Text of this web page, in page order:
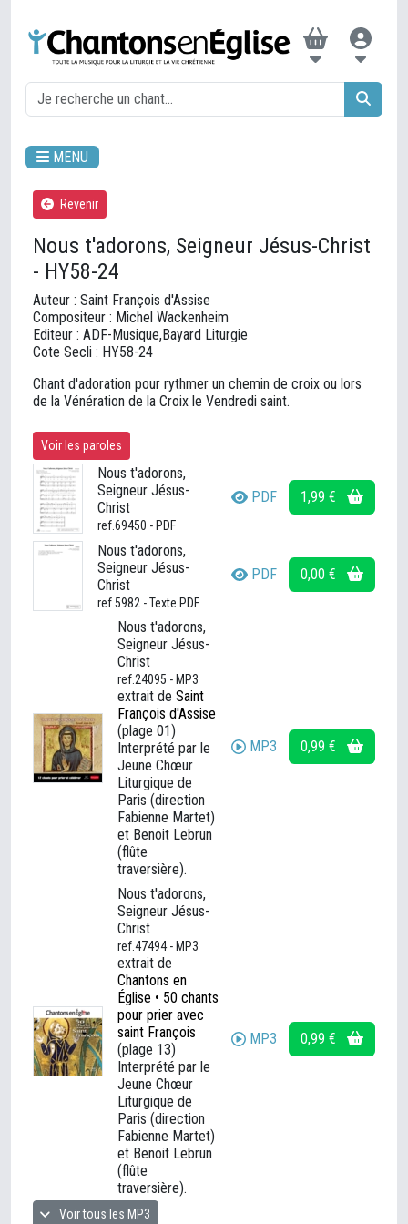
MENU
Revenir
Nous t'adorons, Seigneur Jésus-Christ
- HY58-24
Auteur : Saint François d'Assise
Compositeur : Michel Wackenheim
Editeur : ADF-Musique,Bayard Liturgie
Cote Secli : HY58-24
Chant d'adoration pour rythmer un chemin de croix ou lors
de la Vénération de la Croix le Vendredi saint.
Voir les paroles
Nous t'adorons,
Seigneur Jésus-
Christ
ref.69450 - PDF
PDF 1,99 €
Nous t'adorons,
Seigneur Jésus-
Christ
ref.5982 - Texte PDF
PDF 0,00 €
Nous t'adorons,
Seigneur Jésus-
Christ
ref.24095 - MP3
extrait de Saint
François d'Assise
(plage 01)
Interprété par le
Jeune Chœur
Liturgique de
Paris (direction
Fabienne Martet)
et Benoit Lebrun
(flûte
traversière).
MP3 0,99 €
Nous t'adorons,
Seigneur Jésus-
Christ
ref.47494 - MP3
extrait de
Chantons en
Église • 50 chants
pour prier avec
saint François
(plage 13)
Interprété par le
Jeune Chœur
Liturgique de
Paris (direction
Fabienne Martet)
et Benoit Lebrun
(flûte
traversière).
MP3 0,99 €
Voir tous les MP3